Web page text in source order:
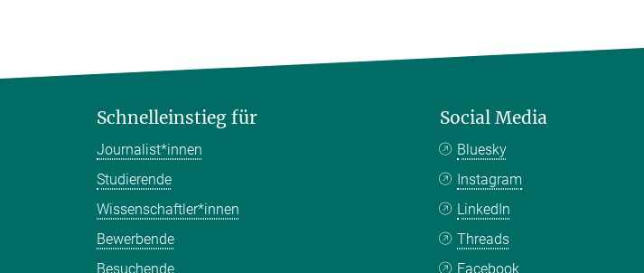
Schnelleinstieg für
Journalist*innen
Studierende
Wissenschaftler*innen
Bewerbende
Besuchende
Social Media
Bluesky
Instagram
LinkedIn
Threads
Facebook